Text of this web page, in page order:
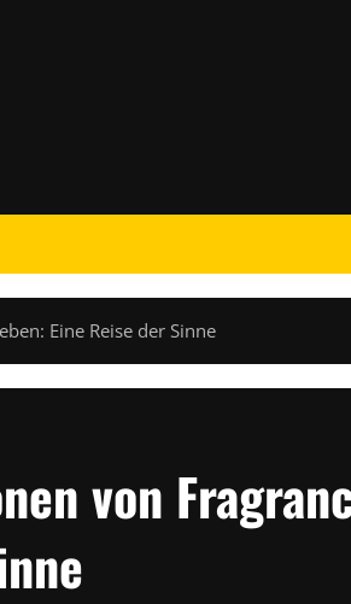
Eine Reise der Sinne
von